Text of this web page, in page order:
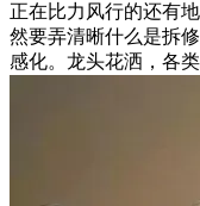
正在比力风行的还有
然要弄清晰什么是拆
感化。龙头花洒，各